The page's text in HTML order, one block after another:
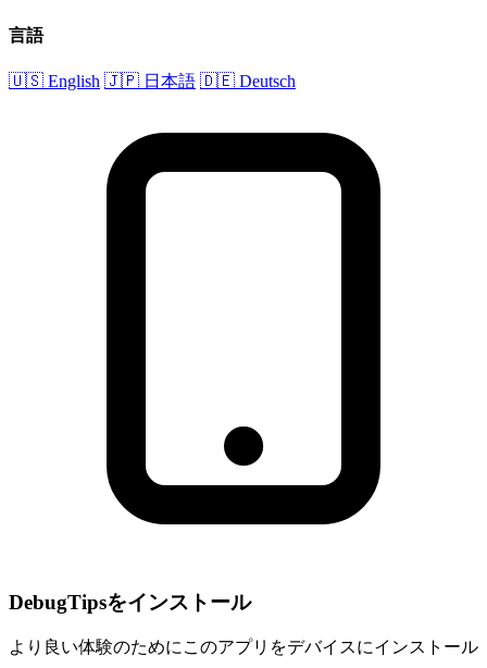
言語
🇺🇸 English 🇯🇵 日本語 🇩🇪 Deutsch
DebugTipsをインストール
より良い体験のためにこのアプリをデバイスにインストール